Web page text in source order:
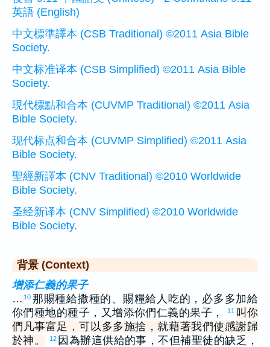
英語 (English)
中文標準譯本 (CSB Traditional) ©2011 Asia Bible
Society.
中文标准译本 (CSB Simplified) ©2011 Asia Bible
Society.
現代標點和合本 (CUVMP Traditional) ©2011 Asia
Bible Society.
现代标点和合本 (CUVMP Simplified) ©2011 Asia
Bible Society.
聖經新譯本 (CNV Traditional) ©2010 Worldwide
Bible Society.
圣经新译本 (CNV Simplified) ©2010 Worldwide
Bible Society.
背景 (Context)
增添仁義的果子
… 10 那賜種給撒種的、賜糧給人吃的，必多多加給
你們種地的種子，又增添你們仁義的果子，
11 叫你
們凡事富足，可以多多施捨，就藉著我們使感謝歸
於神。
12 因為辦這供給的事，不但補聖徒的缺乏，